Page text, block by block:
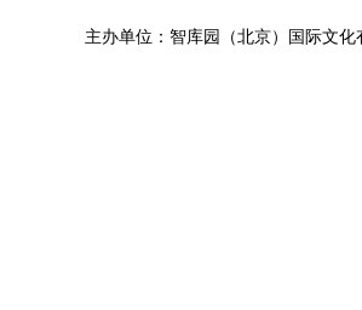
主办单位：智库园（北京）国际文